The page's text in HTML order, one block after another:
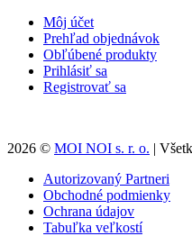
Môj účet
Prehľad objednávok
Obľúbené produkty
Prihlásiť sa
Registrovať sa
2026 © MOI NOI s. r. o. |
Autorizovaný Partneri
Obchodné podmienky
Ochrana údajov
Tabuľka veľkostí